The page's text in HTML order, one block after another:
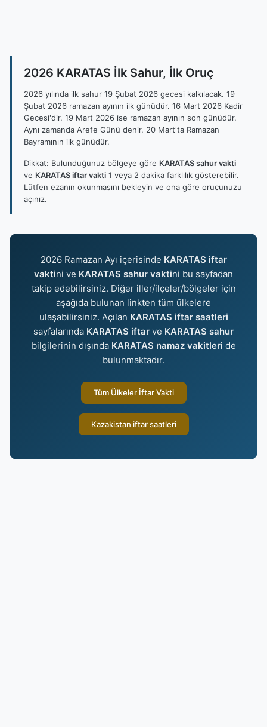
2026 KARATAS İlk Sahur, İlk Oruç
2026 yılında ilk sahur 19 Şubat 2026 gecesi kalkılacak. 19
Şubat 2026 ramazan ayının ilk günüdür. 16 Mart 2026 Kadir
Gecesi'dir. 19 Mart 2026 ise ramazan ayının son günüdür.
Aynı zamanda Arefe Günü denir. 20 Mart'ta Ramazan
Bayramının ilk günüdür.
Dikkat: Bulunduğunuz bölgeye göre KARATAS sahur vakti
ve KARATAS iftar vakti 1 veya 2 dakika farklılık gösterebilir.
Lütfen ezanın okunmasını bekleyin ve ona göre orucunuzu
açınız.
2026 Ramazan Ayı içerisinde KARATAS iftar
vaktini ve KARATAS sahur vaktini bu sayfadan
takip edebilirsiniz. Diğer iller/ilçeler/bölgeler için
aşağıda bulunan linkten tüm ülkelere
ulaşabilirsiniz. Açılan KARATAS iftar saatleri
sayfalarında KARATAS iftar ve KARATAS sahur
bilgilerinin dışında KARATAS namaz vakitleri de
bulunmaktadır.
Tüm Ülkeler İftar Vakti
Kazakistan iftar saatleri